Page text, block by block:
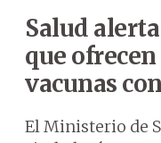
Salud
que
vacunas
El Ministerio de